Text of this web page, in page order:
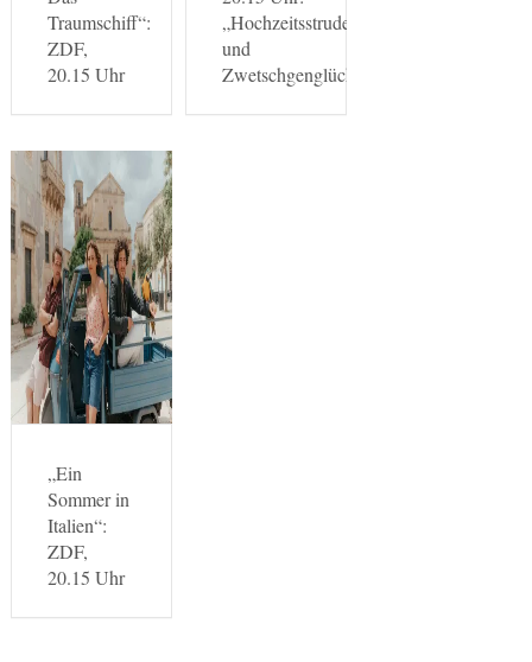
Traumschiff“:
ZDF,
20.15 Uhr
„Hochzeitsstrudel
und
Zwetschgenglück“
„Ein
Sommer in
Italien“:
ZDF,
20.15 Uhr